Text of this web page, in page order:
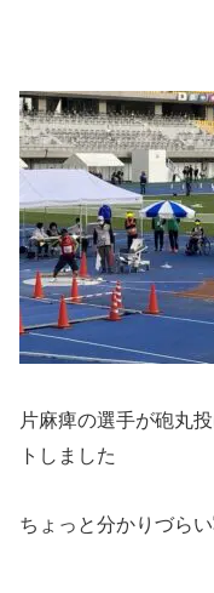
片麻痺の選手が砲丸
トしました
ちょっと分かりづら